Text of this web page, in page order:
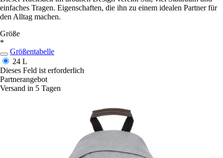
einfaches Tragen. Eigenschaften, die ihn zu einem idealen Partner für
den Alltag machen.
Größe
*
Größentabelle
24 L
Dieses Feld ist erforderlich
Partnerangebot
Versand in 5 Tagen